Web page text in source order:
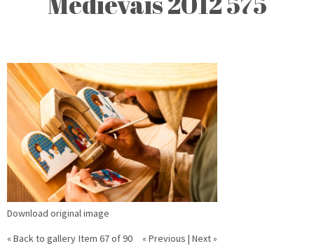
Download original image
« Back to gallery Item 67 of 90 « Previous | Next »